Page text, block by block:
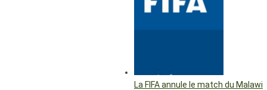
La FIFA annule le match du Malawi